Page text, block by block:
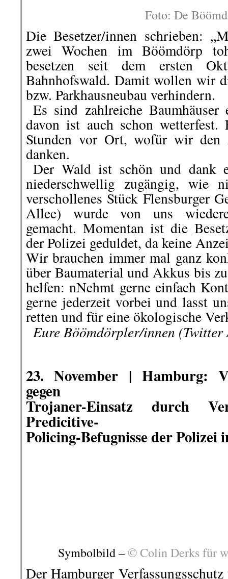
bzw. Parkhausneubau verhindern.
Es sind zahlreiche
davon ist auch schon
Stunden vor Ort, wofür wir
danken.
..Der Wald ist schön und dank
niederschwellig zugängig, wie
verschollenes Stück Flensburger
Allee) wurde von uns
gemacht. Momentan ist die
der Polizei geduldet, da keine
Wir brauchen immer mal ganz
über Baumaterial und Akkus bis
helfen: nNehmt gerne einfach
gerne jederzeit vorbei und lasst
retten und für eine ökologische
..Eure Böömdörpler/innen
.
.
23. November | Hamburg:
gegen
Trojaner-Einsatz durch
Predicitive-
Symbolbild – © Colin Derks für
Der Hamburger
seit April 2020 über scharfe
Der Verfassungsschutz darf mit
Kommunikation
wiederkehrender Polizei-
diese Behörden höchst